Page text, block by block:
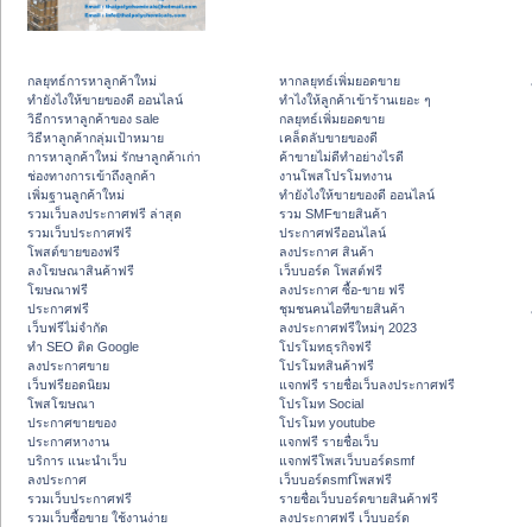
กลยุทธ์การหาลูกค้าใหม่
ทํายังไงให้ขายของดี ออนไลน์
วิธีการหาลูกค้าของ sale
วิธีหาลูกค้ากลุ่มเป้าหมาย
การหาลูกค้าใหม่ รักษาลูกค้าเก่า
ช่องทางการเข้าถึงลูกค้า
เพิ่มฐานลูกค้าใหม่
รวมเว็บลงประกาศฟรี ล่าสุด
รวมเว็บประกาศฟรี
โพสต์ขายของฟรี
ลงโฆษณาสินค้าฟรี
โฆษณาฟรี
ประกาศฟรี
เว็บฟรีไม่จำกัด
ทำ SEO ติด Google
ลงประกาศขาย
เว็บฟรียอดนิยม
โพสโฆษณา
ประกาศขายของ
ประกาศหางาน
บริการ แนะนำเว็บ
ลงประกาศ
รวมเว็บประกาศฟรี
รวมเว็บซื้อขาย ใช้งานง่าย
หากลยุทธ์เพิ่มยอดขาย
ทําไงให้ลูกค้าเข้าร้านเยอะ ๆ
กลยุทธ์เพิ่มยอดขาย
เคล็ดลับขายของดี
ค้าขายไม่ดีทำอย่างไรดี
งานโพสโปรโมทงาน
ทํายังไงให้ขายของดี ออนไลน์
รวม SMFขายสินค้า
ประกาศฟรีออนไลน์
ลงประกาศ สินค้า
เว็บบอร์ด โพสต์ฟรี
ลงประกาศ ซื้อ-ขาย ฟรี
ชุมชนคนไอทีขายสินค้า
ลงประกาศฟรีใหม่ๆ 2023
โปรโมทธุรกิจฟรี
โปรโมทสินค้าฟรี
แจกฟรี รายชื่อเว็บลงประกาศฟรี
โปรโมท Social
โปรโมท youtube
แจกฟรี รายชื่อเว็บ
แจกฟรีโพสเว็บบอร์ดsmf
เว็บบอร์ดsmfโพสฟรี
รายชื่อเว็บบอร์ดขายสินค้าฟรี
ลงประกาศฟรี เว็บบอร์ด